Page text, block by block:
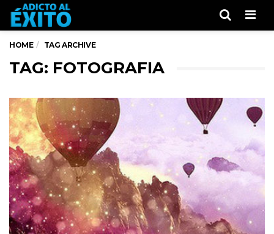
HOME TAG ARCHIVE
TAG: FOTOGRAFIA